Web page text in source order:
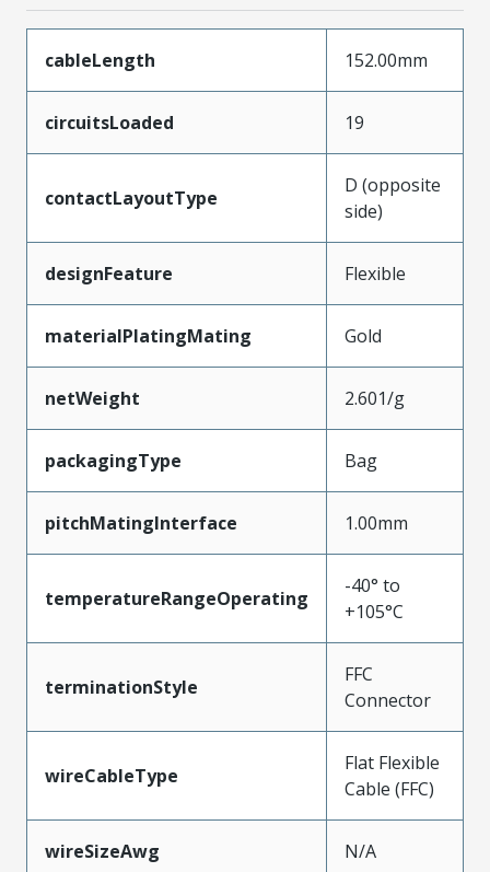
cableLength 152.00mm
circuitsLoaded 19
contactLayoutType
D (opposite
side)
designFeature Flexible
materialPlatingMating Gold
netWeight 2.601/g
packagingType Bag
pitchMatingInterface 1.00mm
temperatureRangeOperating
-40° to
+105°C
terminationStyle
FFC
Connector
wireCableType
Flat Flexible
Cable (FFC)
wireSizeAwg N/A